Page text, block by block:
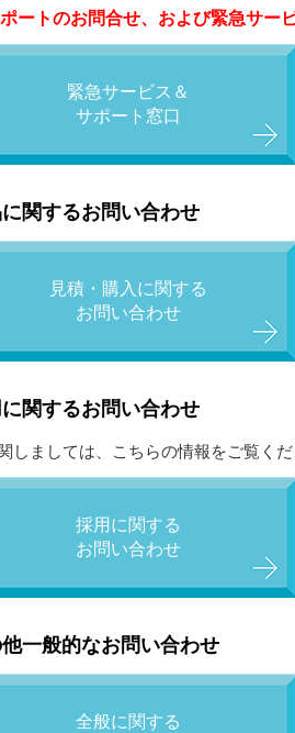
ートのお問合せ、および緊急サー
緊急サービス＆
サポート窓口
関するお問い合わせ
見積・購入に関する
お問い合わせ
関するお問い合わせ
しましては、こちらの情報をご覧く
採用に関する
お問い合わせ
一般的なお問い合わせ
全般に関する